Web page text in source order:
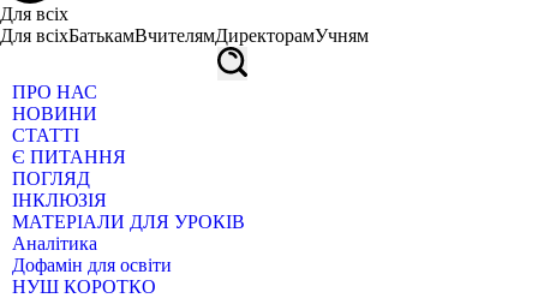
Для всіх
Для всіхБатькамВчителямДиректорамУчням
ПРО НАС
НОВИНИ
СТАТТІ
Є ПИТАННЯ
ПОГЛЯД
ІНКЛЮЗІЯ
МАТЕРІАЛИ ДЛЯ УРОКІВ
Аналітика
Дофамін для освіти
НУШ КОРОТКО